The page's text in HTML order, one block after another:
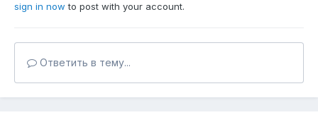
sign in now to post with your account.
Ответить в тему...